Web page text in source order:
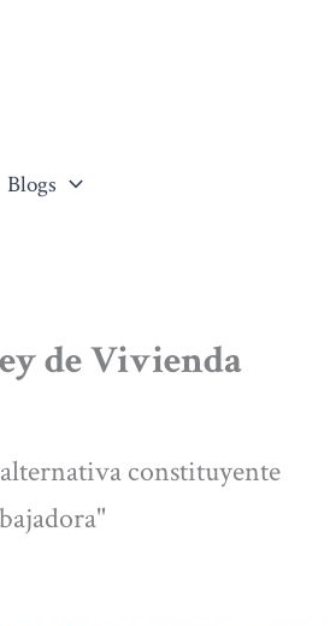
Blogs
de Vivienda
constituyente